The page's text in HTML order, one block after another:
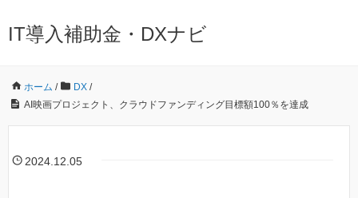
IT導入補助金・DXナビ
ホーム / DX /
AI映画プロジェクト、クラウドファンディング目標額100％を達成
2024.12.05